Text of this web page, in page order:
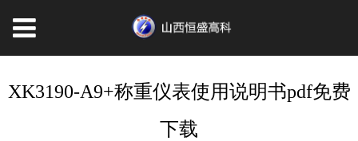
XK3190-A9+称重仪表使用说明书pdf免费
下载